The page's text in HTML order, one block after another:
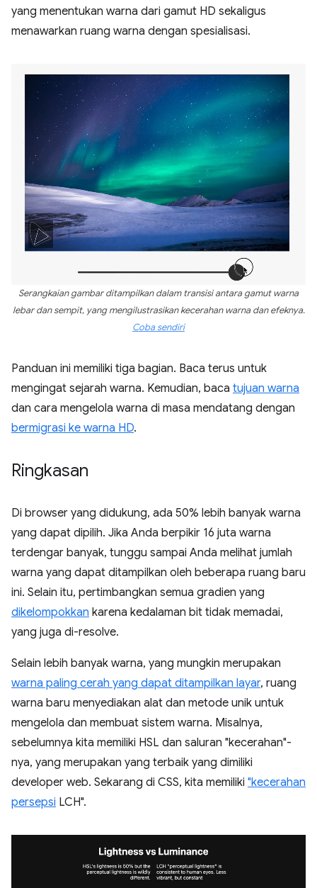
yang menentukan warna dari gamut HD sekaligus
menawarkan ruang warna dengan spesialisasi.
Serangkaian gambar ditampilkan dalam transisi antara gamut warna
lebar dan sempit, yang mengilustrasikan kecerahan warna dan efeknya.
Coba sendiri
Panduan ini memiliki tiga bagian. Baca terus untuk
mengingat sejarah warna. Kemudian, baca tujuan warna
dan cara mengelola warna di masa mendatang dengan
bermigrasi ke warna HD.
Ringkasan
Di browser yang didukung, ada 50% lebih banyak warna
yang dapat dipilih. Jika Anda berpikir 16 juta warna
terdengar banyak, tunggu sampai Anda melihat jumlah
warna yang dapat ditampilkan oleh beberapa ruang baru
ini. Selain itu, pertimbangkan semua gradien yang
dikelompokkan karena kedalaman bit tidak memadai,
yang juga di-resolve.
Selain lebih banyak warna, yang mungkin merupakan
warna paling cerah yang dapat ditampilkan layar, ruang
warna baru menyediakan alat dan metode unik untuk
mengelola dan membuat sistem warna. Misalnya,
sebelumnya kita memiliki HSL dan saluran "kecerahan"-
nya, yang merupakan yang terbaik yang dimiliki
developer web. Sekarang di CSS, kita memiliki "kecerahan
persepsi LCH".